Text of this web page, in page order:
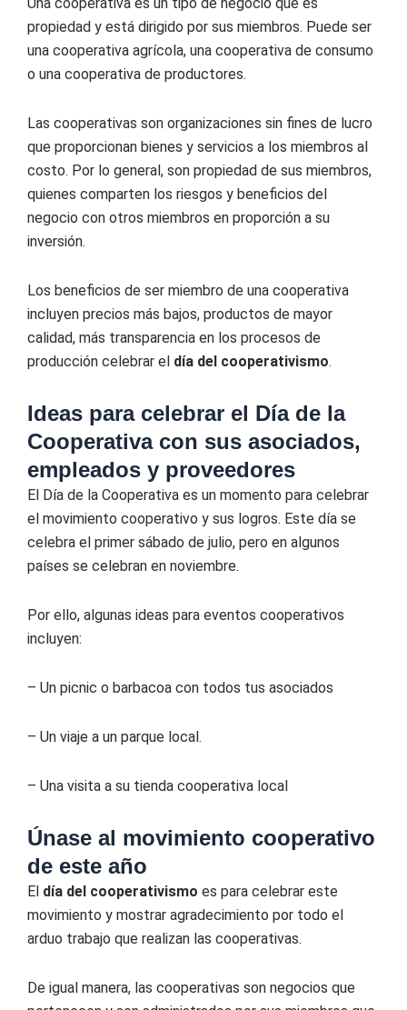
propiedad y está dirigido por sus miembros. Puede ser
una cooperativa agrícola, una cooperativa de consumo
o una cooperativa de productores.
Las cooperativas son organizaciones sin fines de lucro
que proporcionan bienes y servicios a los miembros al
costo. Por lo general, son propiedad de sus miembros,
quienes comparten los riesgos y beneficios del
negocio con otros miembros en proporción a su
inversión.
Los beneficios de ser miembro de una cooperativa
incluyen precios más bajos, productos de mayor
calidad, más transparencia en los procesos de
producción celebrar el día del cooperativismo.
Ideas para celebrar el Día de la
Cooperativa con sus asociados,
empleados y proveedores
El Día de la Cooperativa es un momento para celebrar
el movimiento cooperativo y sus logros. Este día se
celebra el primer sábado de julio, pero en algunos
países se celebran en noviembre.
Por ello, algunas ideas para eventos cooperativos
incluyen:
– Un picnic o barbacoa con todos tus asociados
– Un viaje a un parque local.
– Una visita a su tienda cooperativa local
Únase al movimiento cooperativo
de este año
El día del cooperativismo es para celebrar este
movimiento y mostrar agradecimiento por todo el
arduo trabajo que realizan las cooperativas.
De igual manera, las cooperativas son negocios que